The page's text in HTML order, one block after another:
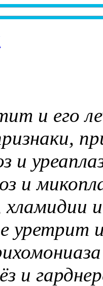
и его
и
и
уретрит
и